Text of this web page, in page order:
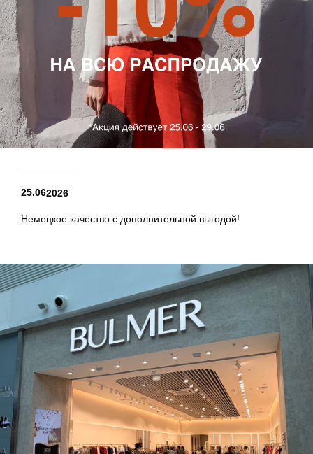
25.062026
Немецкое качество с дополнительной выгодой!